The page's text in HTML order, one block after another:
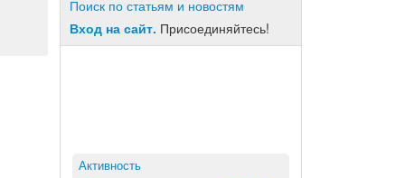
Поиск по статьям и новостям
Вход на сайт. Присоединяйтесь!
Активность